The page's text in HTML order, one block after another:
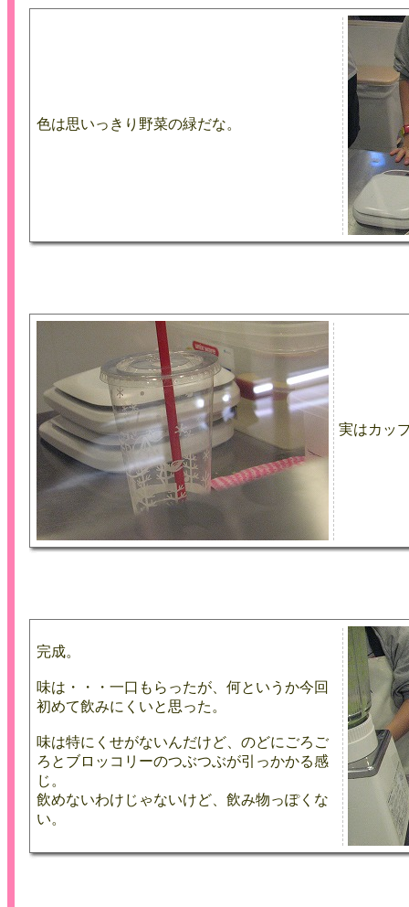
色は思いっきり野菜の緑だな。
実はカッ
完成。
味は・・・一口もらったが、何というか今回
初めて飲みにくいと思った。
味は特にくせがないんだけど、のどにごろご
ろとブロッコリーのつぶつぶが引っかかる感
じ。
飲めないわけじゃないけど、飲み物っぽくな
い。